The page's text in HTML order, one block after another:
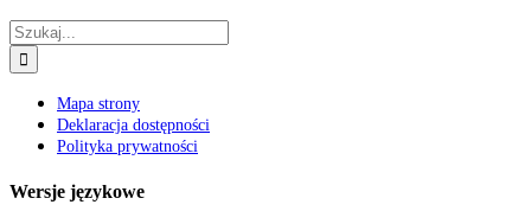
Szukaj
Mapa strony
Deklaracja dostępności
Polityka prywatności
Wersje językowe